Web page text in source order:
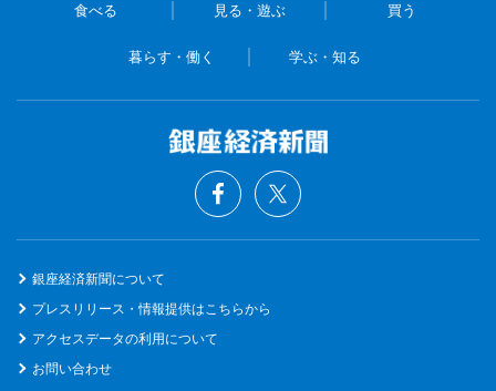
食べる 見る・遊ぶ 買う
暮らす・働く 学ぶ・知る
銀座経済新聞について
プレスリリース・情報提供はこちらから
アクセスデータの利用について
お問い合わせ